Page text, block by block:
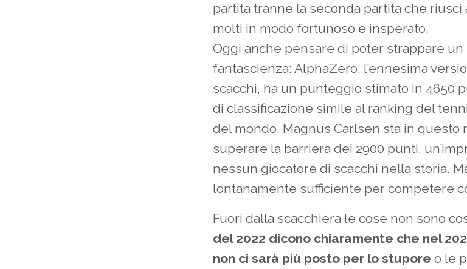
partita tranne la seconda partita che
molti in modo fortunoso e insperato.
Oggi anche pensare di poter strappare
fantascienza: AlphaZero, l’ennesima
scacchi, ha un punteggio stimato in 4650
di classificazione simile al ranking del
del mondo, Magnus Carlsen sta in questo
superare la barriera dei 2900 punti,
nessun giocatore di scacchi nella storia.
lontanamente sufficiente per competere
Fuori dalla scacchiera le cose non sono
del 2022 dicono chiaramente che nel
non ci sarà più posto per lo stupore o le